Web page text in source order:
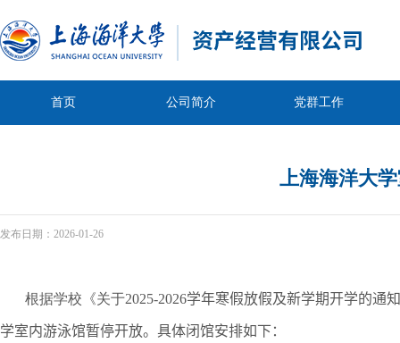
首页 公司简介 党群工作
上海海洋大
发布日期： 2026-01-26
根据学校《关于2025-2026学年寒假放假及新学期开学的通
学室内游泳馆暂停开放。具体闭馆安排如下：